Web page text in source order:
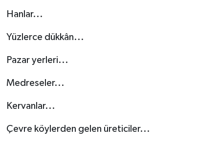
Hanlar...
Yüzlerce dükkân...
Pazar yerleri...
Medreseler...
Kervanlar...
Çevre köylerden gelen üreticiler...